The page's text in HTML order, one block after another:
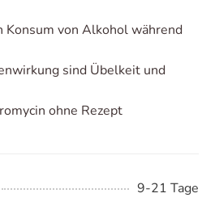
Konsum von Alkohol während
sind Übelkeit und
ohne Rezept
9-21 Tage